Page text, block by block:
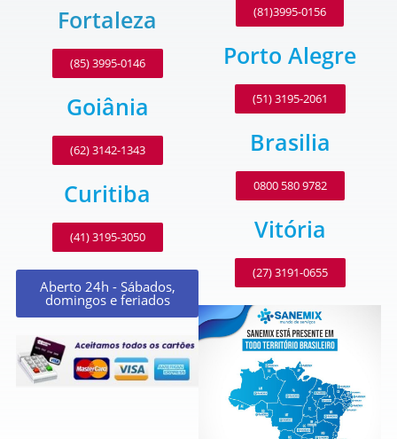
Fortaleza
(85) 3995-0146
Goiânia
(62) 3142-1343
Curitiba
(41) 3195-3050
Aberto 24h - Sábados,
domingos e feriados
(81)3995-0156
Porto Alegre
(51) 3195-2061
Brasilia
0800 580 9782
Vitória
(27) 3191-0655